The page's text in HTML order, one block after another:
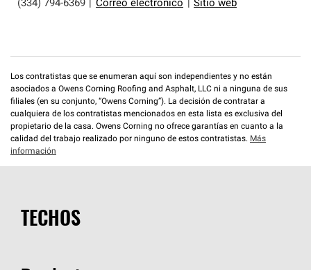
(334) 794-6369 Correo electrónico Sitio web
Los contratistas que se enumeran aquí son independientes y no están
asociados a Owens Corning Roofing and Asphalt, LLC ni a ninguna de sus
filiales (en su conjunto, “Owens Corning”). La decisión de contratar a
cualquiera de los contratistas mencionados en esta lista es exclusiva del
propietario de la casa. Owens Corning no ofrece garantías en cuanto a la
calidad del trabajo realizado por ninguno de estos contratistas. Más
información
TECHOS